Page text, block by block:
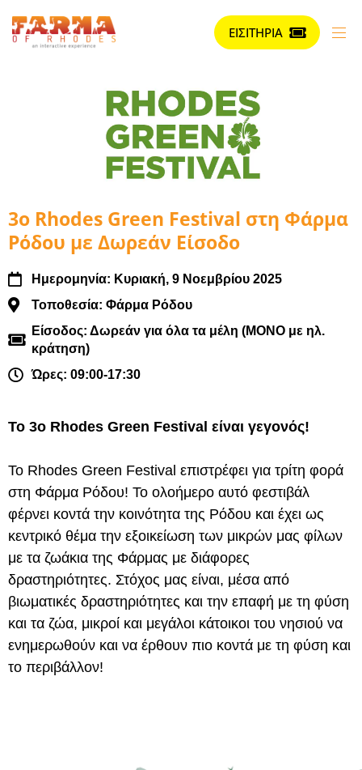
ΕΙΣΙΤΗΡΙΑ
3ο Rhodes Green Festival στη Φάρμα
Ρόδου με Δωρεάν Είσοδο
Ημερομηνία: Κυριακή, 9 Νοεμβρίου 2025
Τοποθεσία: Φάρμα Ρόδου
Είσοδος: Δωρεάν για όλα τα μέλη (MONO με ηλ.
κράτηση)
Ώρες: 09:00-17:30
Το 3ο Rhodes Green Festival είναι γεγονός!
Το Rhodes Green Festival επιστρέφει για τρίτη φορά
στη Φάρμα Ρόδου! Το ολοήμερο αυτό φεστιβάλ
φέρνει κοντά την κοινότητα της Ρόδου και έχει ως
κεντρικό θέμα την εξοικείωση των μικρών μας φίλων
με τα ζωάκια της Φάρμας με διάφορες
δραστηριότητες. Στόχος μας είναι, μέσα από
βιωματικές δραστηριότητες και την επαφή με τη φύση
και τα ζώα, μικροί και μεγάλοι κάτοικοι του νησιού να
ενημερωθούν και να έρθουν πιο κοντά με τη φύση και
το περιβάλλον!